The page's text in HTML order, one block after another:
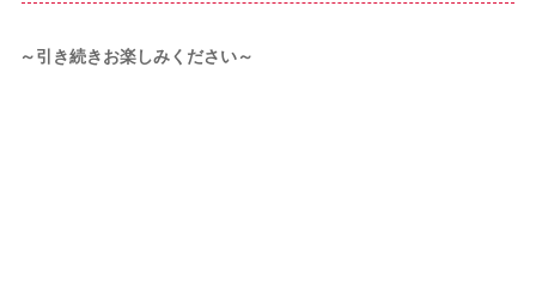
～引き続きお楽しみください～